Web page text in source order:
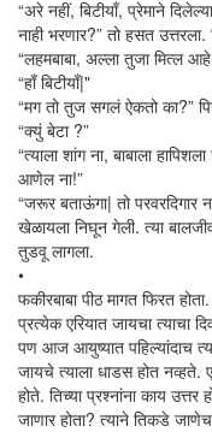
“अरे नहीं, बिटीयाँ, प्रेमाने
नाही भरणार?” तो हसत
“लहमबाबा, अल्ला तुजा मित्ल
“हाँ बिटीयाँ|"
“मग तो तुज सगलं ऐकतो का?”
“क्युं बेटा ?”
“त्याला शांग ना, बाबाला
आणेल ना!”
“जरूर बताऊंगा| तो
खेळायला निघून गेली. त्या
तुडवू लागला.
•
फकीरबाबा पीठ मागत फिरत
प्रत्येक एरियात जायचा त्याचा
पण आज आयुष्यात पहिल्यांदाच
जायचे त्याला धाडस होत नव्हते.
होते. तिच्या प्रश्नांना काय उत्तर
जाणार होता? त्याने तिकडे